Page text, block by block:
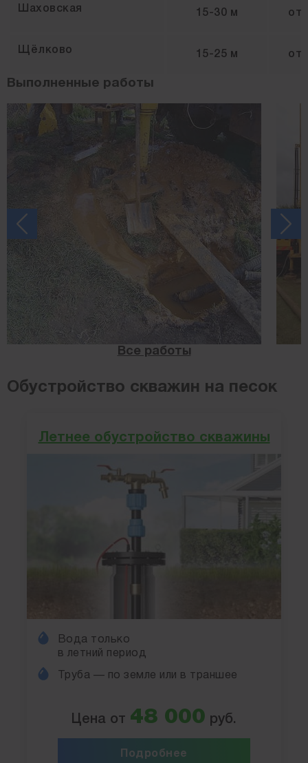
Шаховская 15-30 м от
Щёлково 15-25 м от
Выполненные работы
Все работы
Обустройство скважин на песок
Летнее обустройство скважины
Вода только
в летний период
Труба — по земле или в траншее
Цена от 48 000 руб.
Подробнее